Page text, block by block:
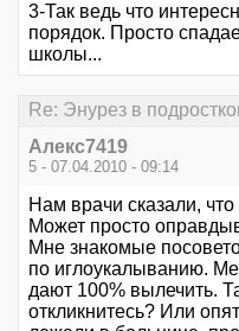
3-Так ведь что
порядок. Просто
школы...
Re: Энурез в
Алекс7419
5 - 07.04.2010 - 09:14
Нам врачи сказали,
Может просто
Мне знакомые
по иглоукалыванию.
дают 100% вылечить.
откликнитесь? Или